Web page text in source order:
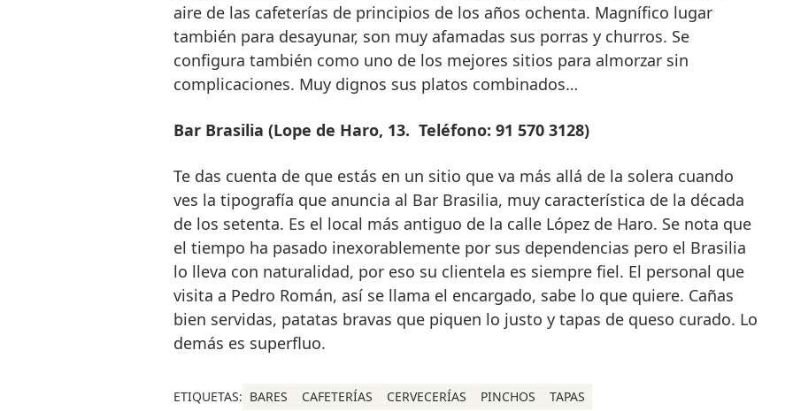
aire de las cafeterías de principios de los años ochenta. Magnífico lugar
también para desayunar, son muy afamadas sus porras y churros. Se
configura también como uno de los mejores sitios para almorzar sin
complicaciones. Muy dignos sus platos combinados…
Bar Brasilia (Lope de Haro, 13. Teléfono: 91 570 3128)
Te das cuenta de que estás en un sitio que va más allá de la solera cuando
ves la tipografía que anuncia al Bar Brasilia, muy característica de la década
de los setenta. Es el local más antiguo de la calle López de Haro. Se nota que
el tiempo ha pasado inexorablemente por sus dependencias pero el Brasilia
lo lleva con naturalidad, por eso su clientela es siempre fiel. El personal que
visita a Pedro Román, así se llama el encargado, sabe lo que quiere. Cañas
bien servidas, patatas bravas que piquen lo justo y tapas de queso curado. Lo
demás es superfluo.
ETIQUETAS: BARES CAFETERÍAS CERVECERÍAS PINCHOS TAPAS